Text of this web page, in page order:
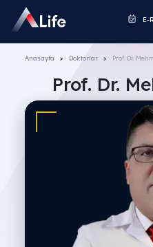
E-
Anasayfa Doktorlar Prof. Dr.
Prof. Dr.